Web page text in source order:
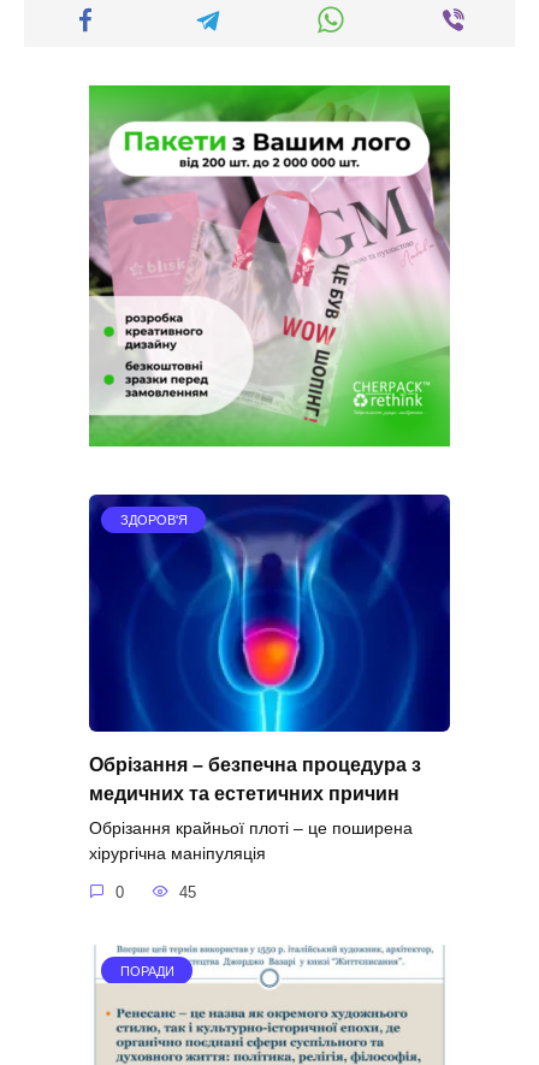
ЗДОРОВ'Я
Обрізання – безпечна процедура з
медичних та естетичних причин
Обрізання крайньої плоті – це поширена
хірургічна маніпуляція
0 45
ПОРАДИ